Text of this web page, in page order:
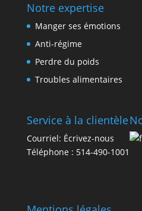
Notre expertise
Manger ses émotions
Anti-régime
Perdre du poids
Troubles alimentaires
Service à la clientèle
Courriel: Écrivez-nous
Téléphone : 514-490-1001